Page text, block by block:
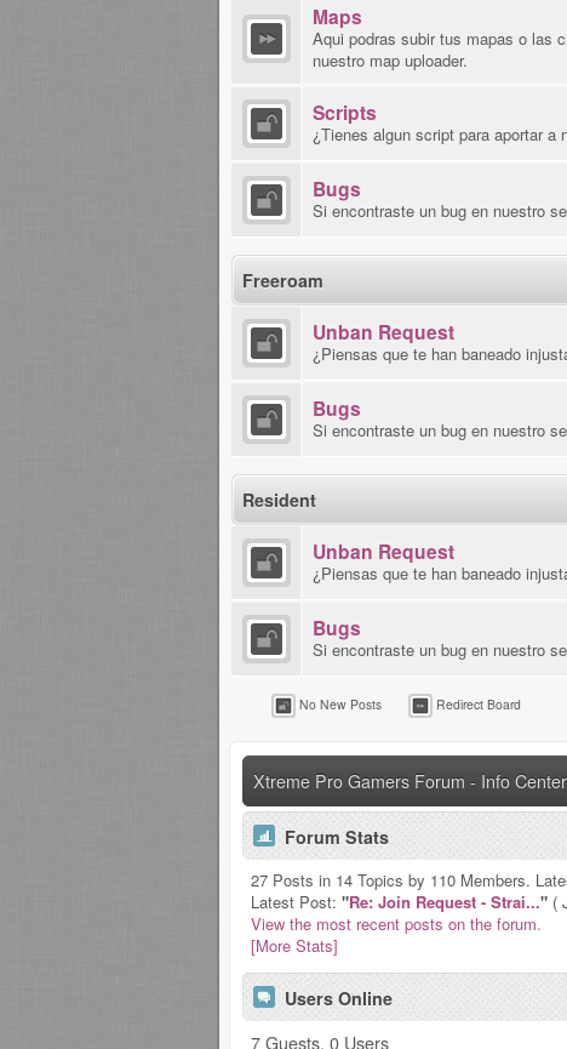
Maps
Aqui podras subir tus mapas o las
nuestro map uploader.
Scripts
¿Tienes algun script para aportar a
Bugs
Si encontraste un bug en nuestro
Freeroam
Unban Request
¿Piensas que te han baneado
Bugs
Si encontraste un bug en nuestro
Resident
Unban Request
¿Piensas que te han baneado
Bugs
Si encontraste un bug en nuestro
No New Posts Redirect Board
Xtreme Pro Gamers Forum - Info Center
Forum Stats
27 Posts in 14 Topics by 110 Members.
Latest Post: "Re: Join Request - Strai..."(
View the most recent posts on the forum.
[More Stats]
Users Online
7 Guests, 0 Users